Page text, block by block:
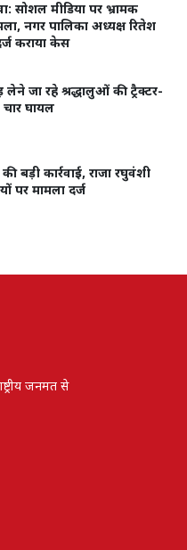
सोशल मीडिया पर भ्रामक
नगर पालिका अध्यक्ष रितेश
कराया केस
जा रहे श्रद्धालुओं की ट्रैक्टर-
चार घायल
बड़ी कार्रवाई, राजा रघुवंशी
पर मामला दर्ज
जनमत से